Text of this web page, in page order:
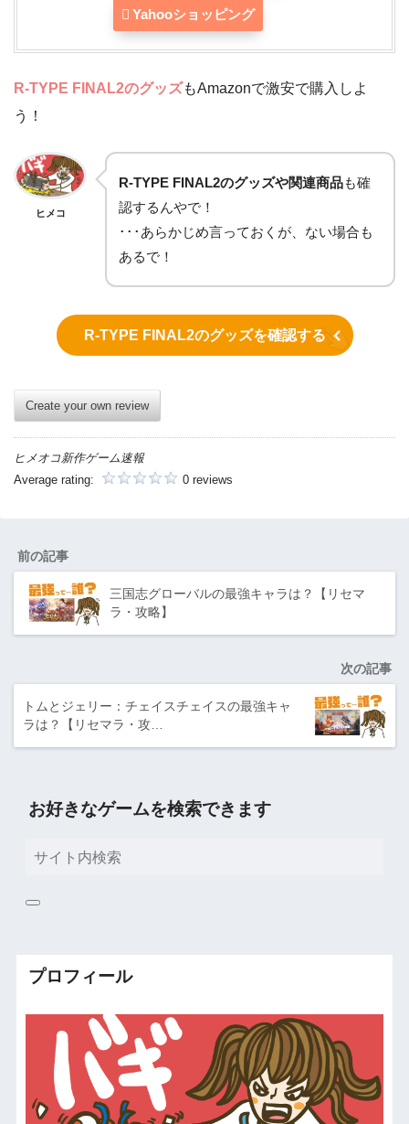
Yahooショッピング
R-TYPE FINAL2のグッズもAmazonで激安で購入しよ
う！
ヒメコ
R-TYPE FINAL2のグッズや関連商品も確
認するんやで！
･･･あらかじめ言っておくが、ない場合も
あるで！
R-TYPE FINAL2のグッズを確認する
Create your own review
ヒメオコ新作ゲーム速報
Average rating:
0 reviews
前の記事
三国志グローバルの最強キャラは？【リセマ
ラ・攻略】
次の記事
トムとジェリー：チェイスチェイスの最強キャ
ラは？【リセマラ・攻…
お好きなゲームを検索できます
プロフィール